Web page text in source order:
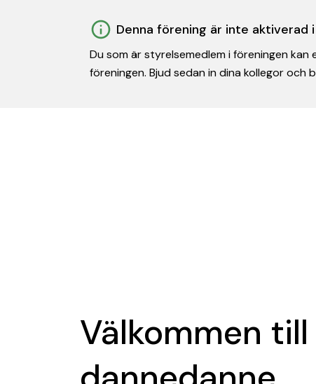
Denna förening är inte aktiverad
Du som är styrelsemedlem i föreningen
föreningen. Bjud sedan in dina kollegor och
Välkommen till